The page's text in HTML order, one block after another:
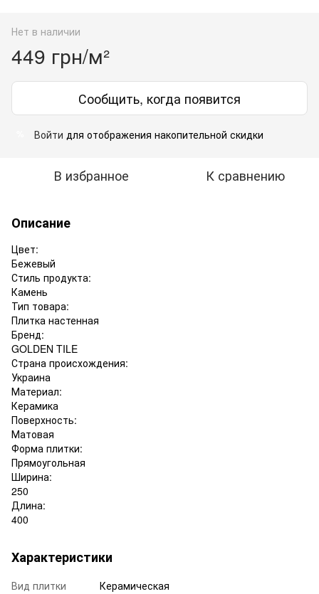
Нет в наличии
449 грн/м²
Сообщить, когда появится
Войти для отображения накопительной скидки
В избранное К сравнению
Описание
Цвет:
Бежевый
Стиль продукта:
Камень
Тип товара:
Плитка настенная
Бренд:
GOLDEN TILE
Страна происхождения:
Украина
Материал:
Керамика
Поверхность:
Матовая
Форма плитки:
Прямоугольная
Ширина:
250
Длина:
400
Характеристики
Вид плитки
Керамическая